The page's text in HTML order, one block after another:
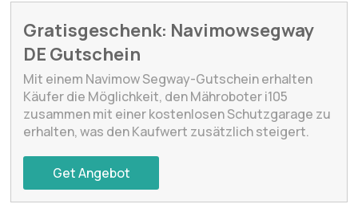
Gratisgeschenk: Navimowsegway
DE Gutschein
Mit einem Navimow Segway-Gutschein erhalten
Käufer die Möglichkeit, den Mähroboter i105
zusammen mit einer kostenlosen Schutzgarage zu
erhalten, was den Kaufwert zusätzlich steigert.
Get Angebot